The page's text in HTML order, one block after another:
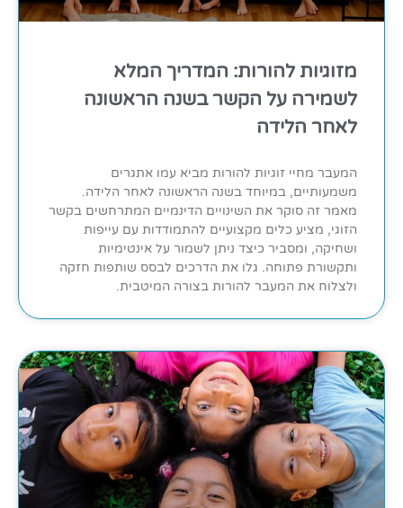
מזוגיות להורות: המדריך המלא
לשמירה על הקשר בשנה הראשונה
לאחר הלידה
המעבר מחיי זוגיות להורות מביא עמו אתגרים
משמעותיים, במיוחד בשנה הראשונה לאחר הלידה.
מאמר זה סוקר את השינויים הדינמיים המתרחשים בקשר
הזוגי, מציע כלים מקצועיים להתמודדות עם עייפות
ושחיקה, ומסביר כיצד ניתן לשמור על אינטימיות
ותקשורת פתוחה. גלו את הדרכים לבסס שותפות חזקה
ולצלוח את המעבר להורות בצורה המיטבית.